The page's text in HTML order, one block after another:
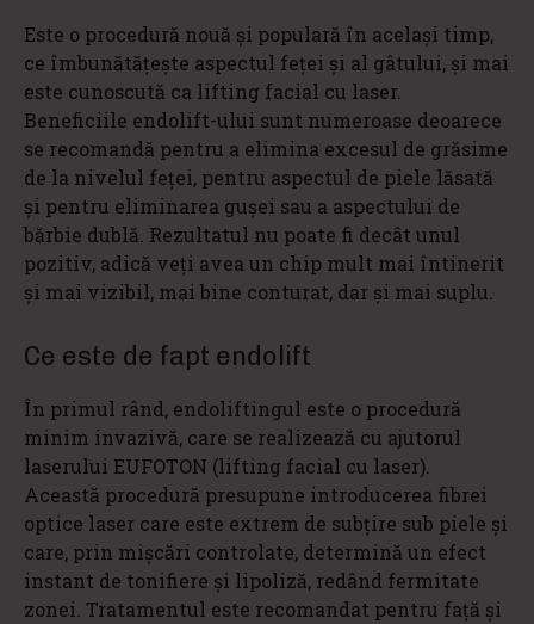
Este o procedură nouă și populară în același timp,
ce îmbunătățește aspectul feței și al gâtului, și mai
este cunoscută ca lifting facial cu laser.
Beneficiile endolift-ului sunt numeroase deoarece
se recomandă pentru a elimina excesul de grăsime
de la nivelul feței, pentru aspectul de piele lăsată
și pentru eliminarea gușei sau a aspectului de
bărbie dublă. Rezultatul nu poate fi decât unul
pozitiv, adică veți avea un chip mult mai întinerit
și mai vizibil, mai bine conturat, dar și mai suplu.
Ce este de fapt endolift
În primul rând, endoliftingul este o procedură
minim invazivă, care se realizează cu ajutorul
laserului EUFOTON (lifting facial cu laser).
Această procedură presupune introducerea fibrei
optice laser care este extrem de subțire sub piele și
care, prin mișcări controlate, determină un efect
instant de tonifiere și lipoliză, redând fermitate
zonei. Tratamentul este recomandat pentru față și